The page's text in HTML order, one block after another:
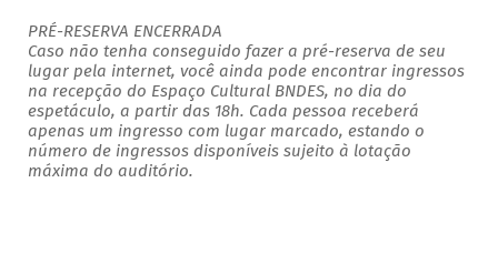
PRÉ-RESERVA ENCERRADA
Caso não tenha conseguido fazer a pré-reserva de seu
lugar pela internet, você ainda pode encontrar ingressos
na recepção do Espaço Cultural BNDES, no dia do
espetáculo, a partir das 18h. Cada pessoa receberá
apenas um ingresso com lugar marcado, estando o
número de ingressos disponíveis sujeito à lotação
máxima do auditório.